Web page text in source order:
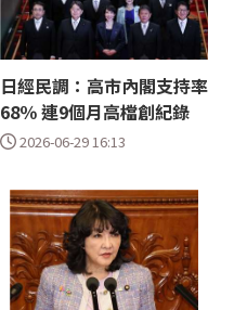
日經民調：高市內閣支持率
68％ 連9個月高檔創紀錄
2026-06-29 16:13